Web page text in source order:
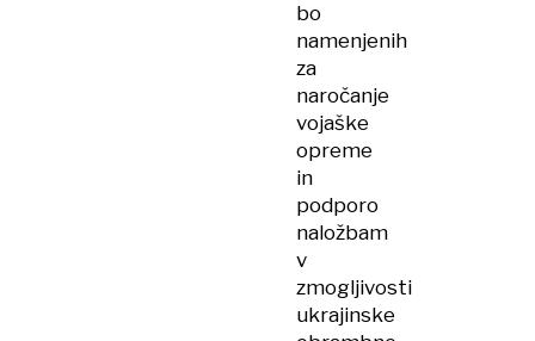
bo
namenjenih
za
naročanje
vojaške
opreme
in
podporo
naložbam
v
zmogljivosti
ukrajinske